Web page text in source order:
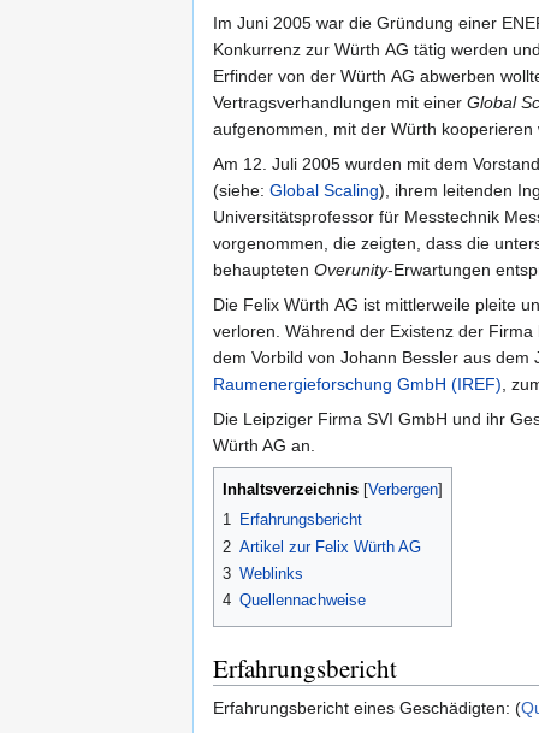
Im Juni 2005 war die Gründung einer
Konkurrenz zur Würth AG tätig werden
Erfinder von der Würth AG abwerben
Vertragsverhandlungen mit einer Global
aufgenommen, mit der Würth kooperieren
Am 12. Juli 2005 wurden mit dem
(siehe: Global Scaling), ihrem leitenden
Universitätsprofessor für Messtechnik
vorgenommen, die zeigten, dass die
behaupteten Overunity-Erwartungen
Die Felix Würth AG ist mittlerweile pleite
verloren. Während der Existenz der
dem Vorbild von Johann Bessler aus
Raumenergieforschung GmbH (IREF),
Die Leipziger Firma SVI GmbH und ihr
Würth AG an.
Inhaltsverzeichnis
1 Erfahrungsbericht
2 Artikel zur Felix Würth AG
3 Weblinks
4 Quellennachweise
Erfahrungsbericht
Erfahrungsbericht eines Geschädigten: (